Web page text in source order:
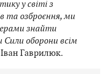
у світі з
та озброєння, ми
знайти
оборони всім
Гаврилюк.